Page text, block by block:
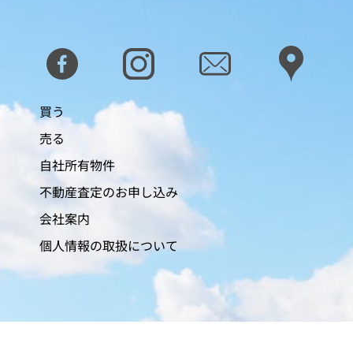
買う
売る
自社所有物件
不動産査定のお申し込み
会社案内
個人情報の取扱について